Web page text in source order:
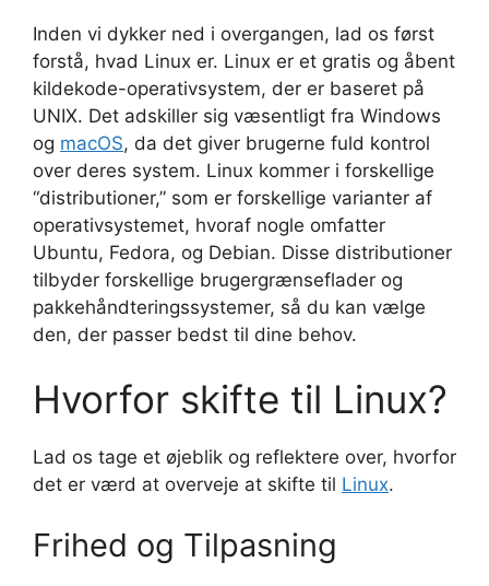
Inden vi dykker ned i overgangen, lad os først
forstå, hvad Linux er. Linux er et gratis og åbent
kildekode-operativsystem, der er baseret på
UNIX. Det adskiller sig væsentligt fra Windows
og macOS, da det giver brugerne fuld kontrol
over deres system. Linux kommer i forskellige
“distributioner,” som er forskellige varianter af
operativsystemet, hvoraf nogle omfatter
Ubuntu, Fedora, og Debian. Disse distributioner
tilbyder forskellige brugergrænseflader og
pakkehåndteringssystemer, så du kan vælge
den, der passer bedst til dine behov.
Hvorfor skifte til Linux?
Lad os tage et øjeblik og reflektere over, hvorfor
det er værd at overveje at skifte til Linux.
Frihed og Tilpasning